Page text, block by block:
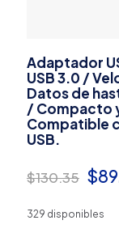
Adaptador
USB 3.0 /
Datos de
/ Compacto
Compatible
USB.
$130.35 El
$
329 disponibles